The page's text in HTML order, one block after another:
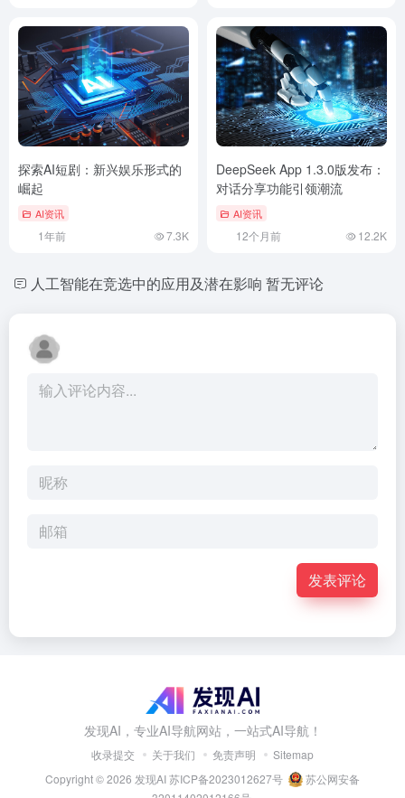
探索AI短剧：新兴娱乐形式的
崛起
AI资讯
1年前 7.3K
DeepSeek App 1.3.0版发布：
对话分享功能引领潮流
AI资讯
12个月前 12.2K
人工智能在竞选中的应用及潜在影响 暂无评论
发表评论
发现AI，专业AI导航网站，一站式AI导航！
收录提交 关于我们 免责声明
Sitemap
Copyright © 2026 发现AI苏ICP备2023012627号
苏公网安备